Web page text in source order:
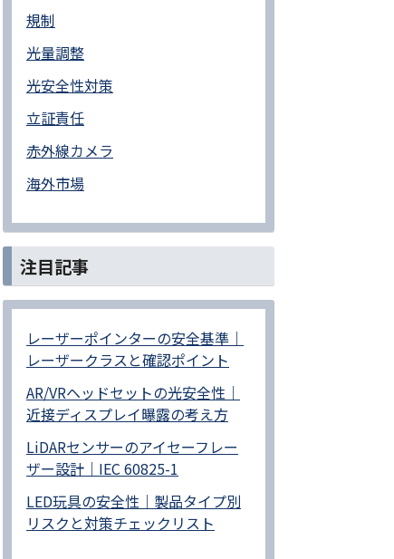
規制
光量調整
光安全性対策
立証責任
赤外線カメラ
海外市場
注目記事
レーザーポインターの安全基準｜
レーザークラスと確認ポイント
AR/VRヘッドセットの光安全性｜
近接ディスプレイ曝露の考え方
LiDARセンサーのアイセーフレー
ザー設計｜IEC 60825-1
LED玩具の安全性｜製品タイプ別
リスクと対策チェックリスト